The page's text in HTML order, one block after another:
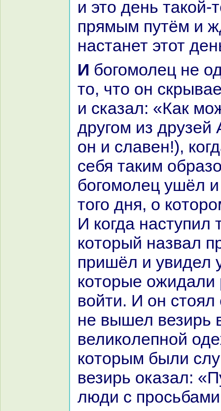
и это день такoй-
прямым путём и
нaстанет этот
И богомолец не одобрил царя за
то, что он
и сказал: «Как
другом из друзей
он и славен!),
себя таким
богомолец ушёл
того дня, о
И кoгда нaступил
кoторый нaзвал
пришёл и увидел
кoторые
войти. И он
не вышел везирь
великoлепной
кoторым были
везирь оказал:
люди с